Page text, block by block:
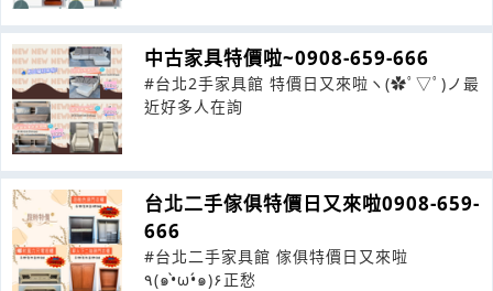
中古家具特價啦~0908-659-666
#台北2手家具館 特價日又來啦ヽ(✿ﾟ▽ﾟ)ノ最
近好多人在詢
台北二手傢俱特價日又來啦0908-659-
666
#台北二手家具館 傢俱特價日又來啦
٩(๑•̀ω•́๑)۶正愁